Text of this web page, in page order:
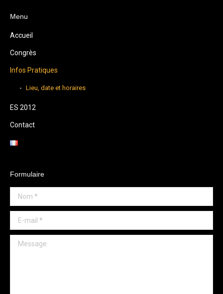
Menu
Accueil
Congrès
Infos Pratiques
Lieu, date et horaires
ES 2012
Contact
Formulaire
Nom *
E-mail *
Message